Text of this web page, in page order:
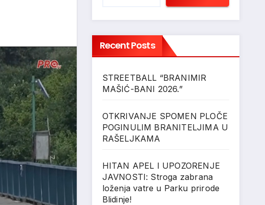
Recent Posts
STREETBALL “BRANIMIR
MAŠIĆ-BANI 2026.”
OTKRIVANJE SPOMEN PLOČE
POGINULIM BRANITELJIMA U
RAŠELJKAMA
HITAN APEL I UPOZORENJE
JAVNOSTI: Stroga zabrana
loženja vatre u Parku prirode
Blidinje!